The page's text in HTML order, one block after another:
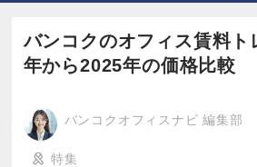
バンコクのオフィス賃料ト
年から2025年の価格比較
バンコクオフィスナビ 編集部
特集